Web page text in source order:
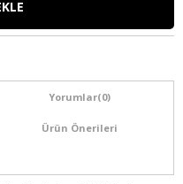
Yorumlar(0)
Ürün Önerileri